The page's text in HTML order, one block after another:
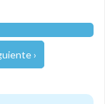
›